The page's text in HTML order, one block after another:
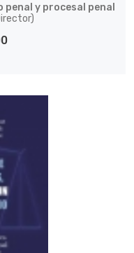
penal y procesal penal